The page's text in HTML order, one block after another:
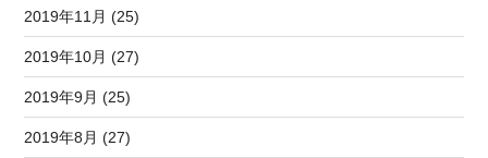
2019年11月 (25)
2019年10月 (27)
2019年9月 (25)
2019年8月 (27)